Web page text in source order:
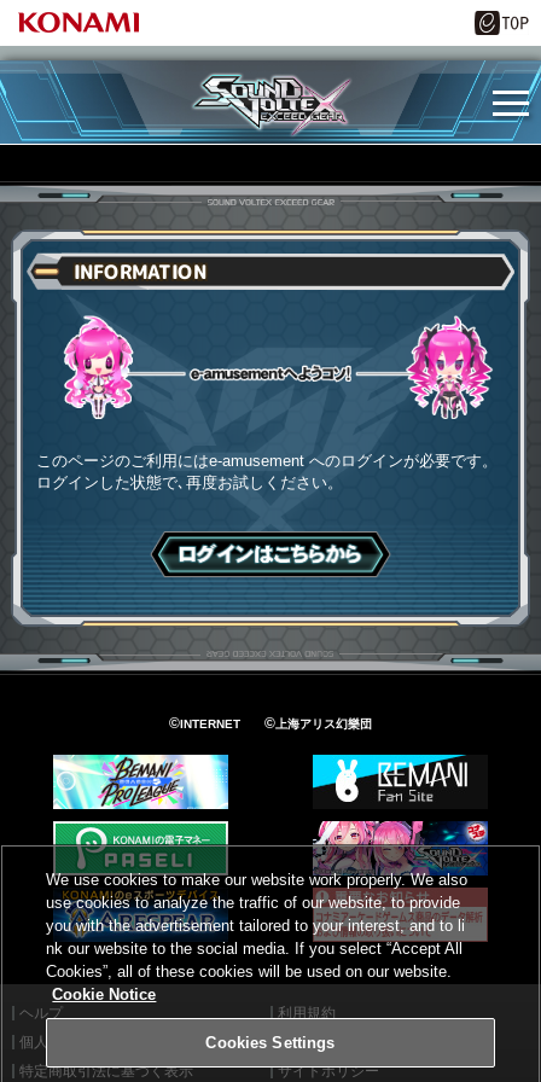
INFORMATION
このページのご利用にはe-amusement へのログインが必要です。
ログインした状態で､再度お試しください。
ログインはこちら
©INTERNET ©上海アリス幻樂団
ヘルプ
利用規約
個人情報等保護方針
外部送信について
特定商取引法に基づく表示
サイトポリシー
We use cookies to make our website work properly. We also
use cookies to analyze the traffic of our website, to provide
you with the advertisement tailored to your interest, and to li
nk our website to the social media. If you select “Accept All
Cookies”, all of these cookies will be used on our website.
Cookie Notice
Cookies Settings